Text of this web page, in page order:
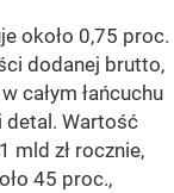
około 0,75 proc.
dodanej brutto,
całym łańcuchu
Wartość
mld zł rocznie,
45 proc.,